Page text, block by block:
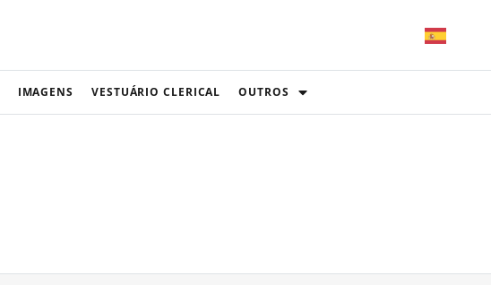
IMAGENS VESTUÁRIO CLERICAL OUTROS